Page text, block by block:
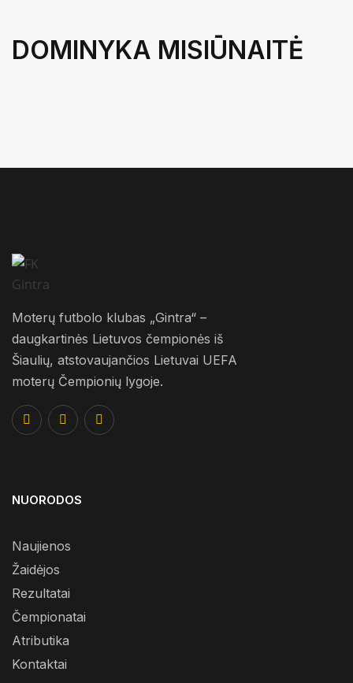
DOMINYKA MISIŪNAITĖ
Moterų futbolo klubas „Gintra“ –
daugkartinės Lietuvos čempionės iš
Šiaulių, atstovaujančios Lietuvai UEFA
moterų Čempionių lygoje.
NUORODOS
Naujienos
Žaidėjos
Rezultatai
Čempionatai
Atributika
Kontaktai